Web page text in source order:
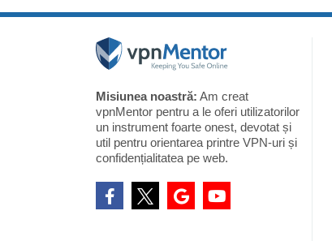
Misiunea noastră: Am creat
vpnMentor pentru a le oferi utilizatorilor
un instrument foarte onest, devotat și
util pentru orientarea printre VPN-uri și
confidențialitatea pe web.